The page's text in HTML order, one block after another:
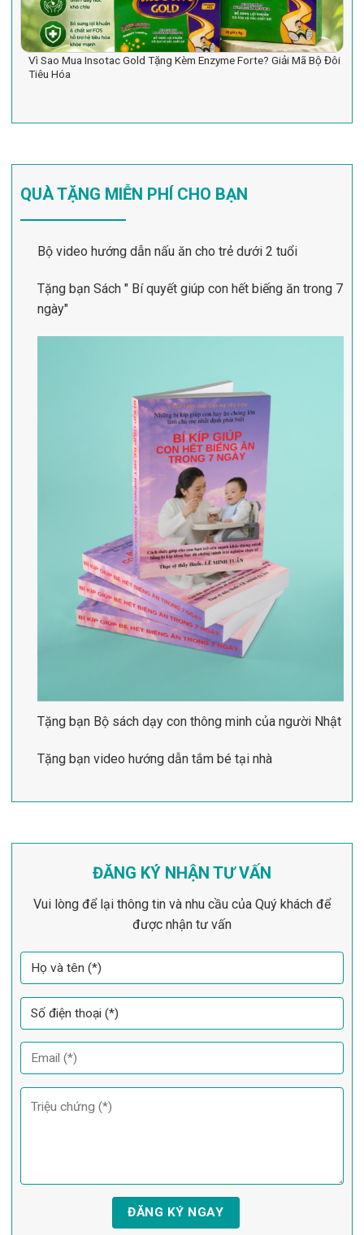
Vì Sao Mua Insotac Gold Tặng Kèm Enzyme Forte? Giải Mã Bộ Đôi
Tiêu Hóa
QUÀ TẶNG MIỄN PHÍ CHO BẠN
Bộ video hướng dẫn nấu ăn cho trẻ dưới 2 tuổi
Tặng bạn Sách " Bí quyết giúp con hết biếng ăn trong 7
ngày"
Tặng bạn Bộ sách dạy con thông minh của người Nhật
Tặng bạn video hướng dẫn tắm bé tại nhà
ĐĂNG KÝ NHẬN TƯ VẤN
Vui lòng để lại thông tin và nhu cầu của Quý khách để
được nhận tư vấn